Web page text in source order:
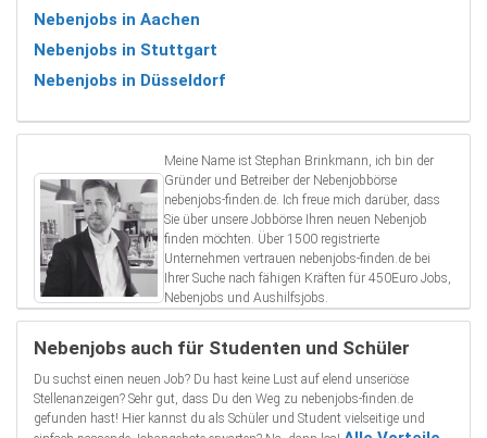
Nebenjobs in Aachen
Nebenjobs in Stuttgart
Nebenjobs in Düsseldorf
Meine Name ist Stephan Brinkmann, ich bin der
Gründer und Betreiber der Nebenjobbörse
nebenjobs-finden.de. Ich freue mich darüber, dass
Sie über unsere Jobbörse Ihren neuen Nebenjob
finden möchten. Über 1500 registrierte
Unternehmen vertrauen nebenjobs-finden.de bei
Ihrer Suche nach fähigen Kräften für 450Euro Jobs,
Nebenjobs und Aushilfsjobs.
Nebenjobs auch für Studenten und Schüler
Du suchst einen neuen Job? Du hast keine Lust auf elend unseriöse
Stellenanzeigen? Sehr gut, dass Du den Weg zu nebenjobs-finden.de
gefunden hast! Hier kannst du als Schüler und Student vielseitige und